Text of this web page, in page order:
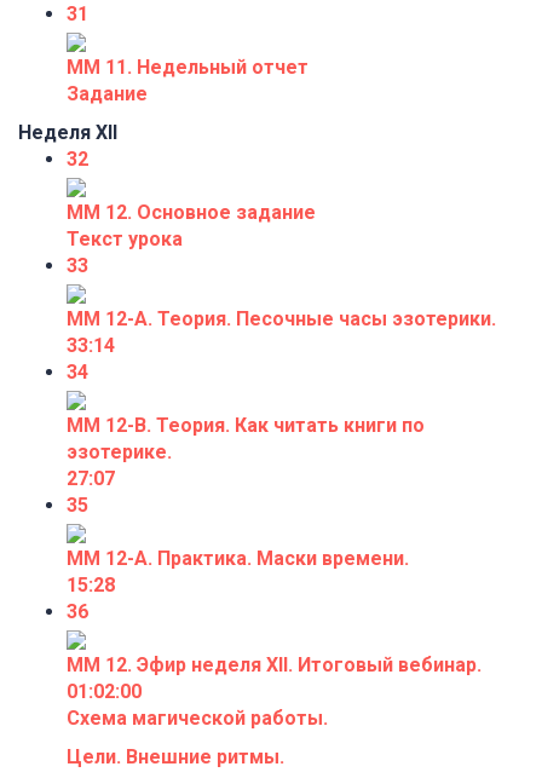
31
ММ 11. Недельный отчет
Задание
Неделя XII
32
ММ 12. Основное задание
Текст урока
33
ММ 12-А. Теория. Песочные часы эзотерики.
33:14
34
ММ 12-В. Теория. Как читать книги по
эзотерике.
27:07
35
ММ 12-А. Практика. Маски времени.
15:28
36
ММ 12. Эфир неделя XII. Итоговый вебинар.
01:02:00
Схема магической работы.
Цели. Внешние ритмы.